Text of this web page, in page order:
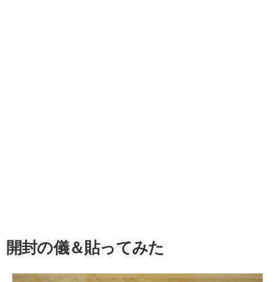
開封の儀＆貼ってみた